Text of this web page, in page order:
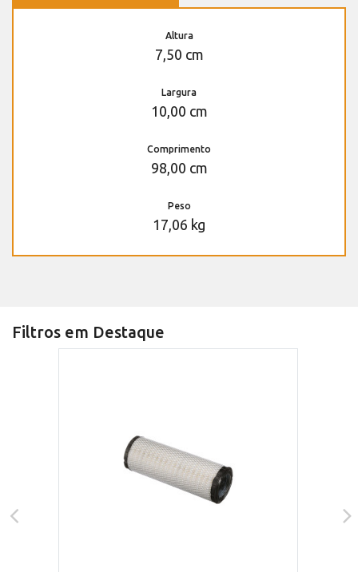
Altura
7,50 cm
Largura
10,00 cm
Comprimento
98,00 cm
Peso
17,06 kg
Filtros em Destaque